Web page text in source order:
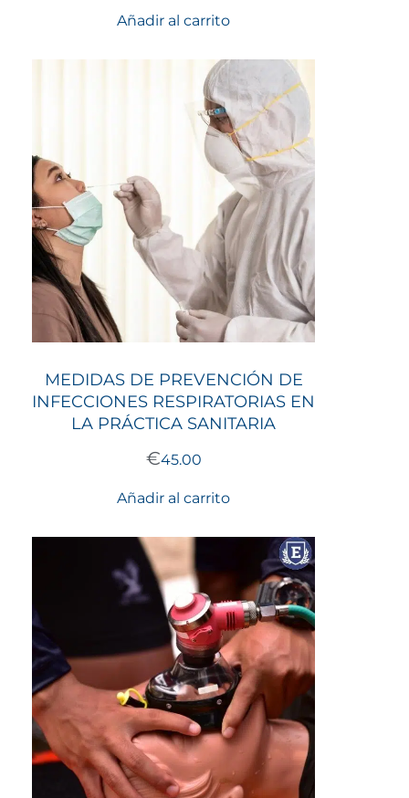
Añadir al carrito
MEDIDAS DE PREVENCIÓN DE
INFECCIONES RESPIRATORIAS EN
LA PRÁCTICA SANITARIA
€45.00
Añadir al carrito